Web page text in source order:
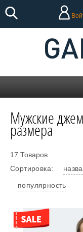
Мужские
размера
Сортировка:
популярность
17 Товаров